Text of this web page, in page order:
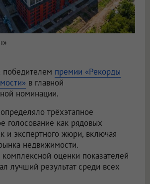
победителем премии «Рекорды
в главной
номинации.
трёхэтапное
голосование как рядовых
и экспертного жюри, включая
недвижимости.
комплексной оценки показателей
лучший результат среди всех